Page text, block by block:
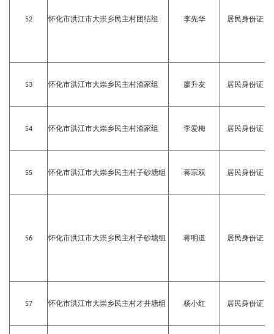
52 怀化市洪江市大崇乡民主村团结组 李先华 居民身份证
53 怀化市洪江市大崇乡民主村渣家组 廖升友 居民身份证
54 怀化市洪江市大崇乡民主村渣家组 李爱梅 居民身份证
55 怀化市洪江市大崇乡民主村子砂塘组 蒋宗双 居民身份证
56 怀化市洪江市大崇乡民主村子砂塘组 蒋明道 居民身份证
57 怀化市洪江市大崇乡民主村才井塘组 杨小红 居民身份证